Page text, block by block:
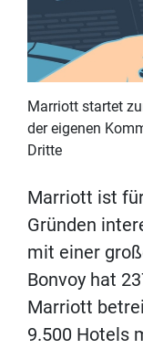
Marriott startet
der eigenen
Dritte
Marriott ist
Gründen
mit einer
Bonvoy hat
Marriott
9.500 Hotels